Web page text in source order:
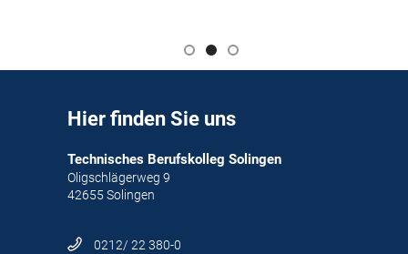
Hier finden Sie uns
Technisches Berufskolleg Solingen
Oligschlägerweg 9
42655 Solingen
0212/ 22 380-0